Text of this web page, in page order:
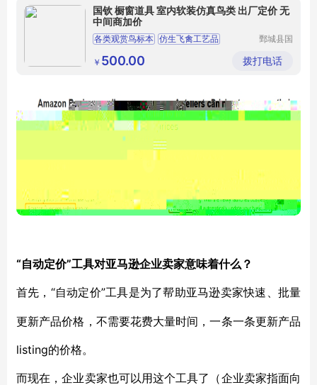
国钦 橱窗道具 室内软装仿真鸟类 出厂定价 无
中间商加价
各类观赏鸟标本 仿生飞禽工艺品
庭院悬挂仿真飞鸟
鄄城县国
厂
￥ 500.00 拨打电话
“自动定价”工具对亚马逊企业卖家意味着什么？
首先， “自动定价”工具是为了帮助亚马逊卖家快速、批量
更新产品价格，不需要花费大量时间，一条一条更新产品
listing的价格。
而现在，企业卖家也可以用这个工具了（企业卖家指面向